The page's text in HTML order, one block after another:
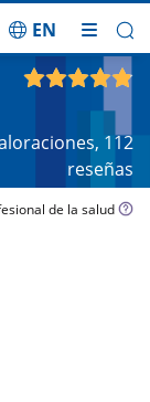
EN
4.84de 5
112
reseñas
de la salud